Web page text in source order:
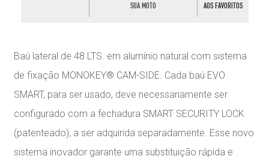
SUA MOTO
AOS FAVORITOS
Baú lateral de 48 LTS. em alumínio natural com sistema
de fixação MONOKEY® CAM-SIDE. Cada baú EVO
SMART, para ser usado, deve necessariamente ser
configurado com a fechadura SMART SECURITY LOCK
(patenteado), a ser adquirida separadamente. Esse novo
sistema inovador garante uma substituição rápida e